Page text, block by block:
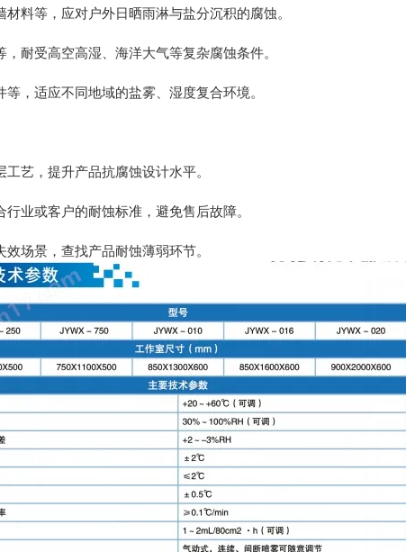
等，应对户外日晒雨淋与盐分沉积的腐蚀。
受高空高湿、海洋大气等复杂腐蚀条件。
适应不同地域的盐雾、湿度复合环境。
艺，提升产品抗腐蚀设计水平。
或客户的耐蚀标准，避免售后故障。
场景，查找产品耐蚀薄弱环节。